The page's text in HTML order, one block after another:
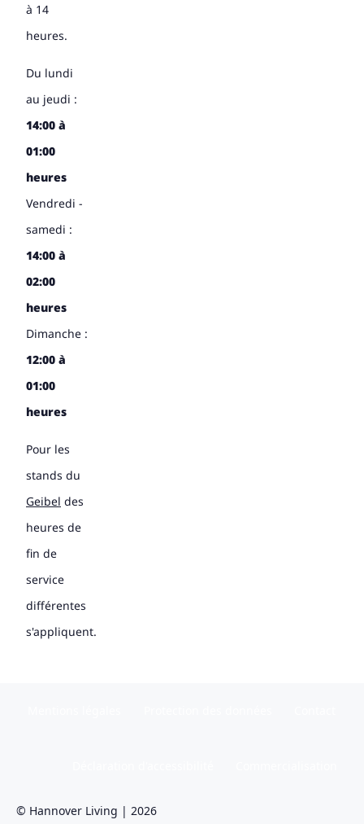
à 14
heures.
Du lundi
au jeudi :
14:00 à
01:00
heures
Vendredi -
samedi :
14:00 à
02:00
heures
Dimanche :
12:00 à
01:00
heures
Pour les
stands du
Geibel des
heures de
fin de
service
différentes
s'appliquent.
© Hannover Living | 2026